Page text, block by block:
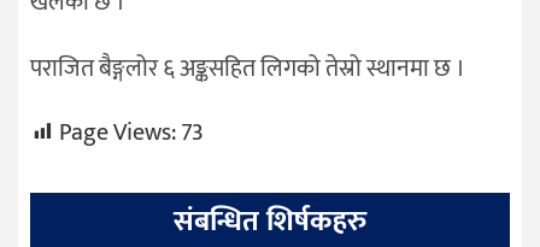
पराजित बैङ्गलोर ६ अङ्कसहित लिगको तेस्रो स्थानमा छ ।
Page Views:73
संबन्धित शिर्षकहरु